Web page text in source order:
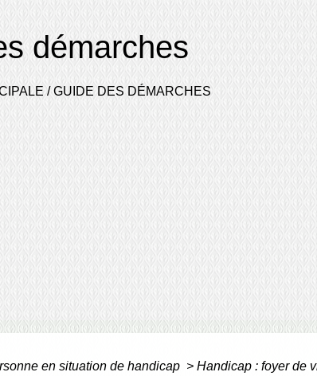
démarches
/GUIDE DES DÉMARCHES
en situation de handicap > Handicap : foyer de